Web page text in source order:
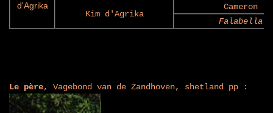
d'Agrika
Kim d'Agrika
Cameron
Falabella
Le père, Vagebond van de Zandhoven, shetland pp :